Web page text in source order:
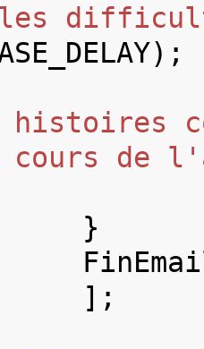
les
);
histoires
cours de
}
];